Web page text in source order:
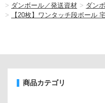
> ダンボール／発送資材 > ダン
>
【20枚】ワンタッチ段ボール
商品カテゴリ